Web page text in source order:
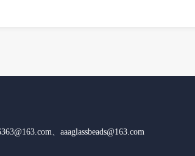
、aaaglassbeads@163.com